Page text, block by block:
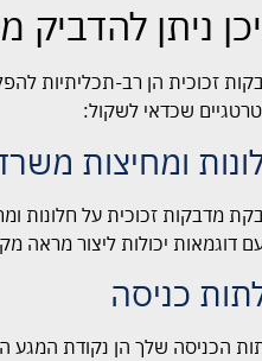
ניתן
זכוכית הן רב-תכליתיות
שכדאי לשקול:
ומחיצות
מדבקות זכוכית על חלונות
דוגמאות יכולות ליצור מראה
כניסה
הכניסה שלך הן נקודת המגע